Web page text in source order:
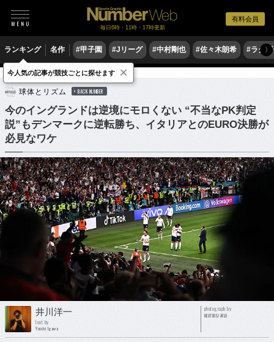
有料会員
毎日6時・11時・17時更新
ランキング 名作 #甲子園 #Jリーグ #中村剛也 #佐々木朗希 #ラグ〉
サッカー 海外サッカー
球体とリズム BACK NUMBER
今のイングランドは逆境にモロくない “不当なPK判定
説”もデンマークに逆転勝ち、イタリアとのEURO決勝が
必見なワケ
井川洋一
text by
Yoichi Igawa
photograph by
REUTERS/AFLO
今人気の記事が競技ごとに探せます ×